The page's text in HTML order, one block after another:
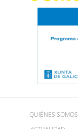
QUIÉNES SOMOS